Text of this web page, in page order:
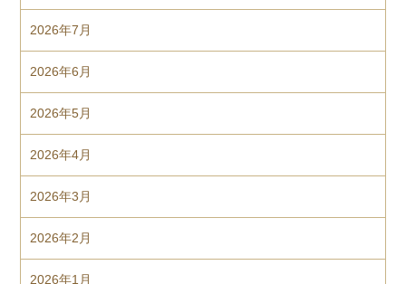
2026年7月
2026年6月
2026年5月
2026年4月
2026年3月
2026年2月
2026年1月